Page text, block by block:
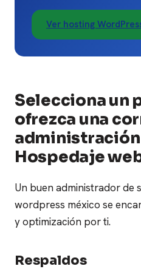
Ver hosting
Selecciona un
ofrezca una
Hospedaje
Un buen administrador de
wordpress méxico se
y optimización por ti.
Respaldos